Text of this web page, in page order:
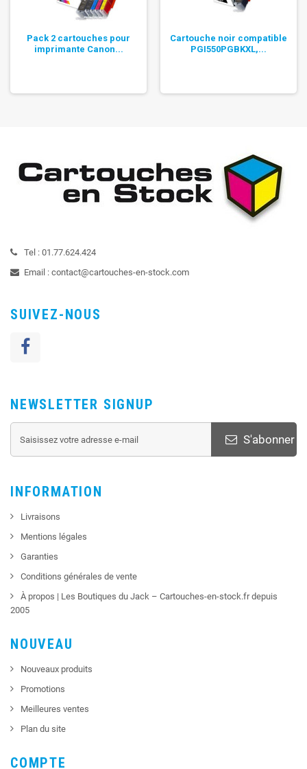
Pack 2 cartouches pour
imprimante Canon...
Cartouche noir compatible
PGI550PGBKXL,...
Tel : 01.77.624.424
Email : contact@cartouches-en-stock.com
SUIVEZ-NOUS
NEWSLETTER SIGNUP
S'abonner
INFORMATION
Livraisons
Mentions légales
Garanties
Conditions générales de vente
À propos | Les Boutiques du Jack – Cartouches-en-stock.fr depuis
2005
NOUVEAU
Nouveaux produits
Promotions
Meilleures ventes
Plan du site
COMPTE